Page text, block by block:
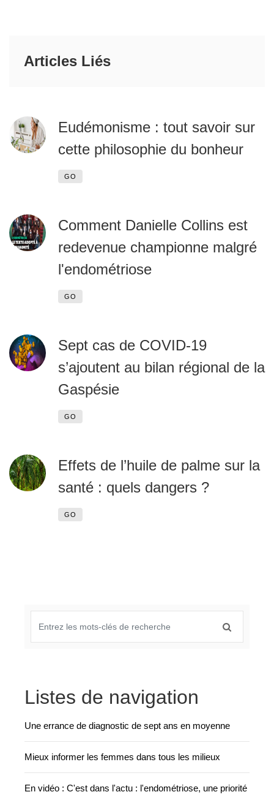
Articles Liés
Eudémonisme : tout savoir sur
cette philosophie du bonheur
GO
Comment Danielle Collins est
redevenue championne malgré
l'endométriose
GO
Sept cas de COVID-19
s’ajoutent au bilan régional de la
Gaspésie
GO
Effets de l’huile de palme sur la
santé : quels dangers ?
GO
Listes de navigation
Une errance de diagnostic de sept ans en moyenne
Mieux informer les femmes dans tous les milieux
En vidéo : C'est dans l'actu : l'endométriose, une priorité